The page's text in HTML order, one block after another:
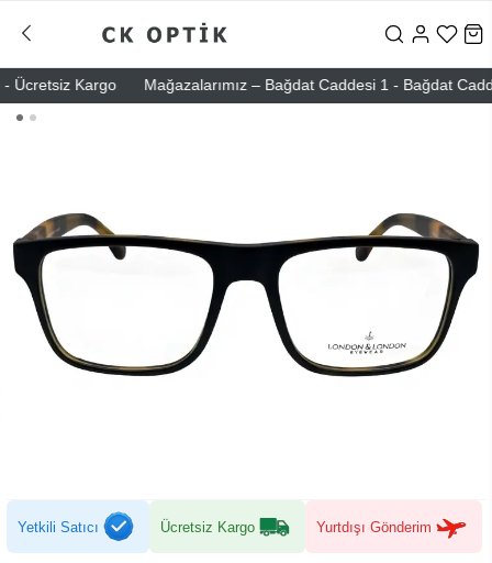
Kargo Mağazalarımız – Bağdat Caddesi 1 - Bağdat
Yetkili Satıcı Ücretsiz Kargo Yurtdışı Gönderim